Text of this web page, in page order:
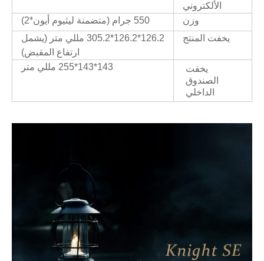
الألكتروني
وزن
550 جرام (متضمنة ليثيوم أيون*2)
يخفت المنتج
126.2*126.2*305.2 مللي متر (يشمل
ارتفاع المقبض)
يخفت
الصندوق
الداخلي
143*143*255 مللي متر